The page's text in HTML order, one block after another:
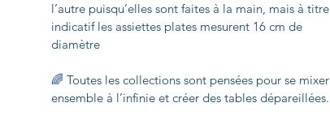
l’autre puisqu’elles sont faites à la main, mais à titre
indicatif les assiettes plates mesurent 16 cm de
diamètre
🌈 Toutes les collections sont pensées pour se mixer
ensemble à l’infinie et créer des tables dépareillées.